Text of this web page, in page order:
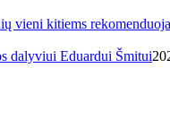
vieni kitiems
dalyviui Eduardui Šmitui